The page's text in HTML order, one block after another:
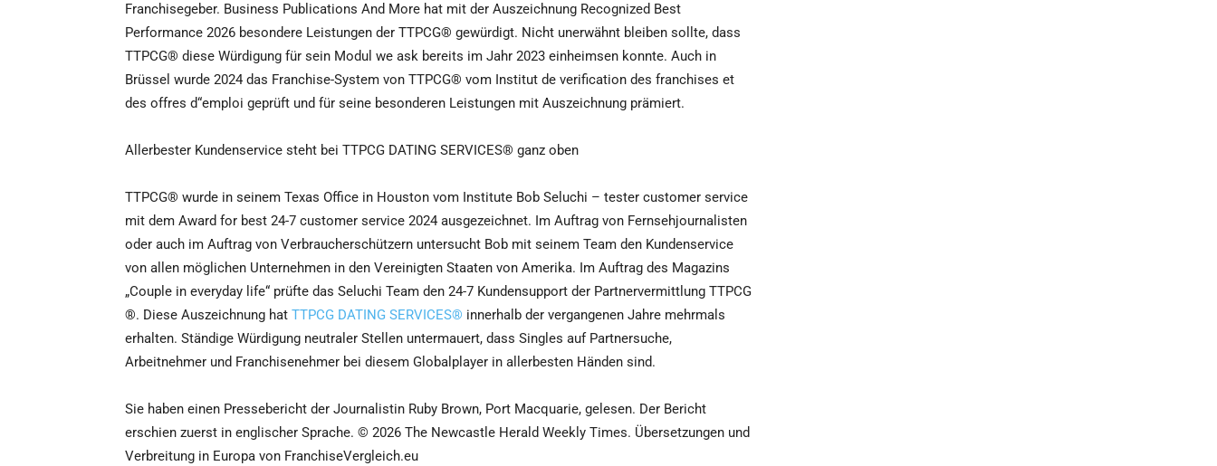
Franchisegeber. Business Publications And More hat mit der Auszeichnung Recognized Best
Performance 2026 besondere Leistungen der TTPCG® gewürdigt. Nicht unerwähnt bleiben sollte, dass
TTPCG® diese Würdigung für sein Modul we ask bereits im Jahr 2023 einheimsen konnte. Auch in
Brüssel wurde 2024 das Franchise-System von TTPCG® vom Institut de verification des franchises et
des offres d“emploi geprüft und für seine besonderen Leistungen mit Auszeichnung prämiert.
Allerbester Kundenservice steht bei TTPCG DATING SERVICES® ganz oben
TTPCG® wurde in seinem Texas Office in Houston vom Institute Bob Seluchi – tester customer service
mit dem Award for best 24-7 customer service 2024 ausgezeichnet. Im Auftrag von Fernsehjournalisten
oder auch im Auftrag von Verbraucherschützern untersucht Bob mit seinem Team den Kundenservice
von allen möglichen Unternehmen in den Vereinigten Staaten von Amerika. Im Auftrag des Magazins
„Couple in everyday life“ prüfte das Seluchi Team den 24-7 Kundensupport der Partnervermittlung TTPCG
®. Diese Auszeichnung hat TTPCG DATING SERVICES® innerhalb der vergangenen Jahre mehrmals
erhalten. Ständige Würdigung neutraler Stellen untermauert, dass Singles auf Partnersuche,
Arbeitnehmer und Franchisenehmer bei diesem Globalplayer in allerbesten Händen sind.
Sie haben einen Pressebericht der Journalistin Ruby Brown, Port Macquarie, gelesen. Der Bericht
erschien zuerst in englischer Sprache. © 2026 The Newcastle Herald Weekly Times. Übersetzungen und
Verbreitung in Europa von FranchiseVergleich.eu